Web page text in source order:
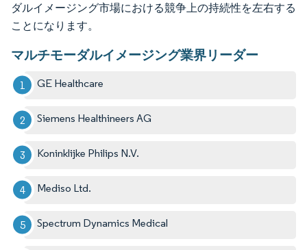
ダルイメージング市場における競争上の持続性を左右する
ことになります。
マルチモーダルイメージング業界リーダー
GE Healthcare
Siemens Healthineers AG
Koninklijke Philips N.V.
Mediso Ltd.
Spectrum Dynamics Medical